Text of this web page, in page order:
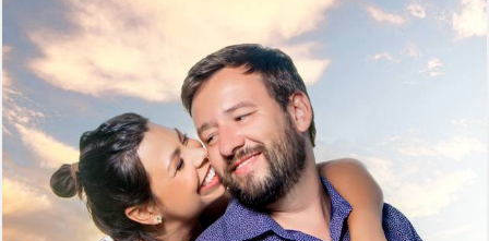
383 0